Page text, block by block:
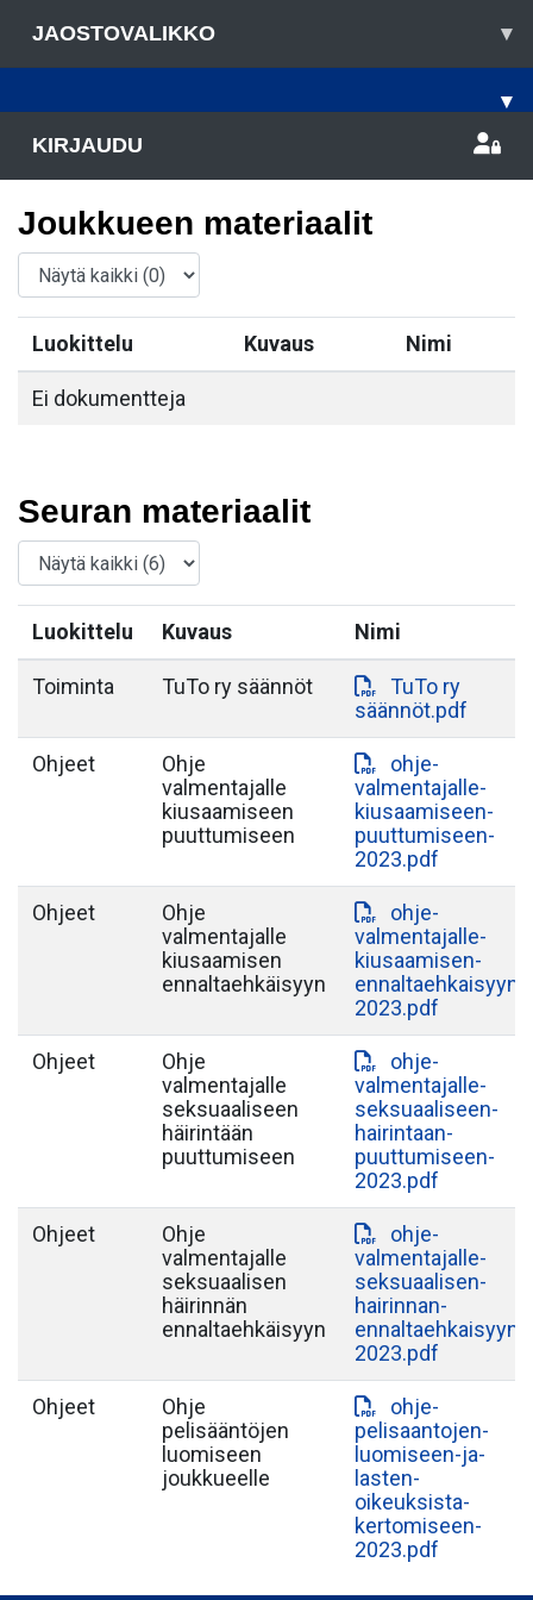
JAOSTOVALIKKO ▾
▾
KIRJAUDU
Joukkueen materiaalit
Luokittelu Kuvaus Nimi
Ei dokumentteja
Seuran materiaalit
Luokittelu Kuvaus Nimi
Toiminta TuTo ry säännöt
TuTo ry
säännöt.pdf
Ohjeet
Ohje
valmentajalle
kiusaamiseen
puuttumiseen
ohje-
valmentajalle-
kiusaamiseen-
puuttumiseen-
2023.pdf
Ohjeet
Ohje
valmentajalle
kiusaamisen
ennaltaehkäisyyn
ohje-
valmentajalle-
kiusaamisen-
ennaltaehkaisyyn-
2023.pdf
Ohjeet
Ohje
valmentajalle
seksuaaliseen
häirintään
puuttumiseen
ohje-
valmentajalle-
seksuaaliseen-
hairintaan-
puuttumiseen-
2023.pdf
Ohjeet
Ohje
valmentajalle
seksuaalisen
häirinnän
ennaltaehkäisyyn
ohje-
valmentajalle-
seksuaalisen-
hairinnan-
ennaltaehkaisyyn-
2023.pdf
Ohjeet
Ohje
pelisääntöjen
luomiseen
joukkueelle
ohje-
pelisaantojen-
luomiseen-ja-
lasten-
oikeuksista-
kertomiseen-
2023.pdf